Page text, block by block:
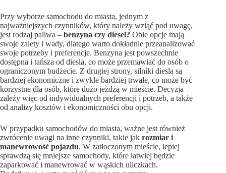
Przy wyborze samochodu do miasta, jednym z
najważniejszych czynników, który należy wziąć pod uwagę,
jest rodzaj paliwa – benzyna czy diesel? Obie opcje mają
swoje zalety i wady, dlatego warto dokładnie przeanalizować
swoje potrzeby i preferencje. Benzyna jest powszechnie
dostępna i tańsza od diesla, co może przemawiać do osób o
ograniczonym budżecie. Z drugiej strony, silniki diesla są
bardziej ekonomiczne i zwykle bardziej trwałe, co może być
korzystne dla osób, które dużo jeżdżą w mieście. Decyzja
zależy więc od indywidualnych preferencji i potrzeb, a także
od analizy kosztów i ekonomiczności obu opcji.
W przypadku samochodów do miasta, ważne jest również
zwrócenie uwagi na inne czynniki, takie jak rozmiar i
manewrowość pojazdu. W zatłoczonym mieście, lepiej
sprawdzą się mniejsze samochody, które łatwiej będzie
zaparkować i manewrować w wąskich uliczkach.